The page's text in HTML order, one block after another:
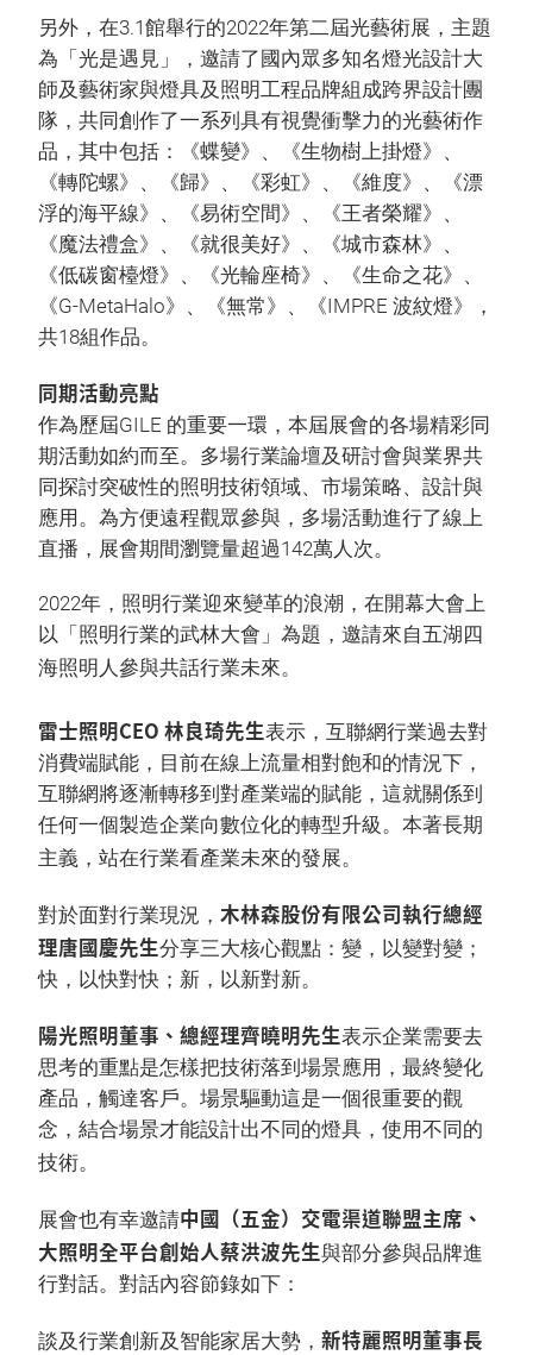
另外，在3.1館舉行的2022年第二屆光藝術展，主題
為「光是遇見」，邀請了國內眾多知名燈光設計大
師及藝術家與燈具及照明工程品牌組成跨界設計團
隊，共同創作了一系列具有視覺衝擊力的光藝術作
品，其中包括：《蝶變》、《生物樹上掛燈》、
《轉陀螺》、《歸》、《彩虹》、《維度》、《漂
浮的海平線》、《易術空間》、《王者榮耀》、
《魔法禮盒》、《就很美好》、《城市森林》、
《低碳窗檯燈》、《光輪座椅》、《生命之花》、
《G-MetaHalo》、《無常》、《IMPRE 波紋燈》，
共18組作品。
同期活動亮點
作為歷屆GILE 的重要一環，本屆展會的各場精彩同
期活動如約而至。多場行業論壇及研討會與業界共
同探討突破性的照明技術領域、市場策略、設計與
應用。為方便遠程觀眾參與，多場活動進行了線上
直播，展會期間瀏覽量超過142萬人次。
2022年，照明行業迎來變革的浪潮，在開幕大會上
以「照明行業的武林大會」為題，邀請來自五湖四
海照明人參與共話行業未來。
雷士照明CEO 林良琦先生表示，互聯網行業過去對
消費端賦能，目前在線上流量相對飽和的情況下，
互聯網將逐漸轉移到對產業端的賦能，這就關係到
任何一個製造企業向數位化的轉型升級。本著長期
主義，站在行業看產業未來的發展。
對於面對行業現況， 木林森股份有限公司執行總經
理唐國慶先生分享三大核心觀點：變，以變對變；
快，以快對快；新，以新對新。
陽光照明董事、總經理齊曉明先生表示企業需要去
思考的重點是怎樣把技術落到場景應用，最終變化
產品，觸達客戶。場景驅動這是一個很重要的觀
念，結合場景才能設計出不同的燈具，使用不同的
技術。
展會也有幸邀請中國（五金）交電渠道聯盟主席、
大照明全平台創始人蔡洪波先生與部分參與品牌進
行對話。對話內容節錄如下：
談及行業創新及智能家居大勢， 新特麗照明董事長